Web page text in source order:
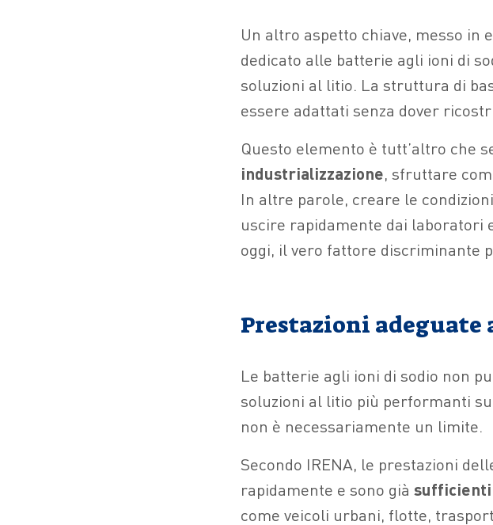
Un altro aspetto chiave, messo in
dedicato alle batterie agli ioni di
soluzioni al litio. La struttura di
essere adattati senza dover
Questo elemento è tutt’altro che
industrializzazione, sfruttare
In altre parole, creare le
uscire rapidamente dai laboratori
oggi, il vero fattore discriminante
Prestazioni
Le batterie agli ioni di sodio non
soluzioni al litio più performanti
non è necessariamente un limite.
Secondo IRENA, le prestazioni
rapidamente e sono già sufficienti
come veicoli urbani, flotte,